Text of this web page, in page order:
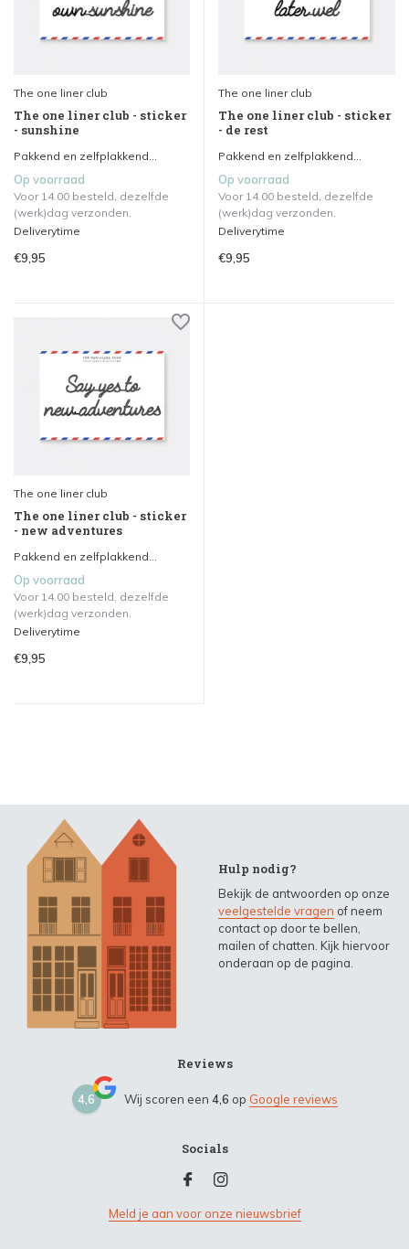
The one liner club
The one liner club - sticker
- sunshine
Pakkend en zelfplakkend...
Op voorraad
Voor 14.00 besteld, dezelfde
(werk)dag verzonden.
Deliverytime
€9,95
The one liner club
The one liner club - sticker
- de rest
Pakkend en zelfplakkend...
Op voorraad
Voor 14.00 besteld, dezelfde
(werk)dag verzonden.
Deliverytime
€9,95
The one liner club
The one liner club - sticker
- new adventures
Pakkend en zelfplakkend...
Op voorraad
Voor 14.00 besteld, dezelfde
(werk)dag verzonden.
Deliverytime
€9,95
Hulp nodig?
Bekijk de antwoorden op onze
veelgestelde vragen of neem
contact op door te bellen,
mailen of chatten. Kijk hiervoor
onderaan op de pagina.
Reviews
4,6 Wij scoren een 4,6 op Google reviews
Socials
Meld je aan voor onze nieuwsbrief